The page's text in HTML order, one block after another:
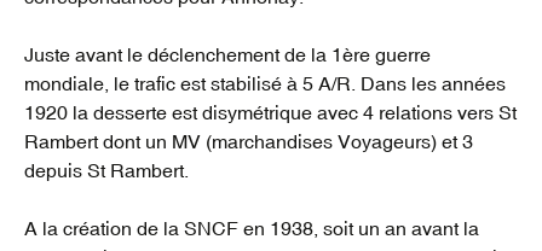
Juste avant le déclenchement de la 1ère guerre
mondiale, le trafic est stabilisé à 5 A/R. Dans les années
1920 la desserte est disymétrique avec 4 relations vers St
Rambert dont un MV (marchandises Voyageurs) et 3
depuis St Rambert.
A la création de la SNCF en 1938, soit un an avant la